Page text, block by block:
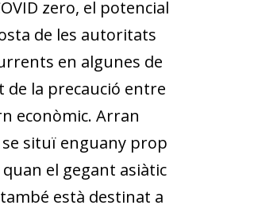
zero, el potencial
de les autoritats
en algunes de
de la precaució entre
econòmic. Arran
se situï enguany prop
quan el gegant asiàtic
està destinat a